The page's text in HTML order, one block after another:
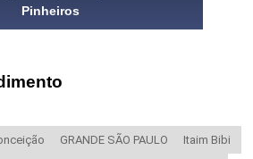
Pinheiros
GRANDE SÃO PAULO Itaim Bibi